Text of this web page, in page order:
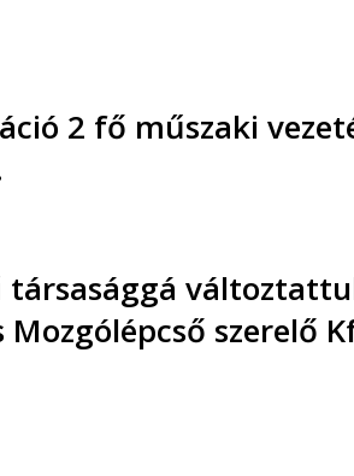
2 fő műszaki
Mozgólépcső szerelő